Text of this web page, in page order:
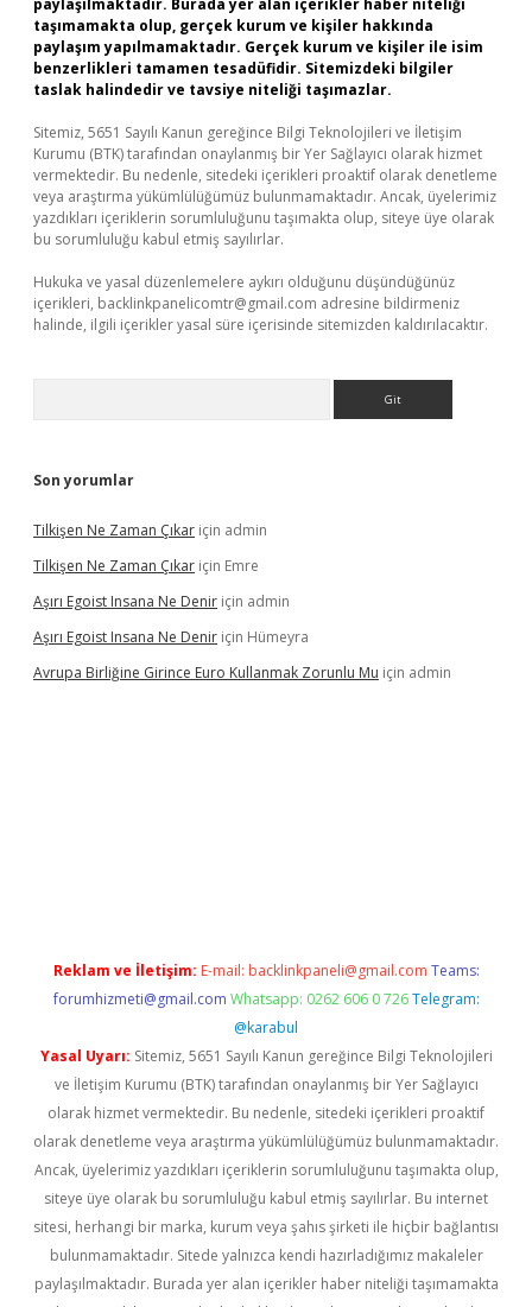
paylaşılmaktadır. Burada yer alan içerikler haber niteliği
taşımamakta olup, gerçek kurum ve kişiler hakkında
paylaşım yapılmamaktadır. Gerçek kurum ve kişiler ile isim
benzerlikleri tamamen tesadüfidir. Sitemizdeki bilgiler
taslak halindedir ve tavsiye niteliği taşımazlar.
Sitemiz, 5651 Sayılı Kanun gereğince Bilgi Teknolojileri ve İletişim
Kurumu (BTK) tarafından onaylanmış bir Yer Sağlayıcı olarak hizmet
vermektedir. Bu nedenle, sitedeki içerikleri proaktif olarak denetleme
veya araştırma yükümlülüğümüz bulunmamaktadır. Ancak, üyelerimiz
yazdıkları içeriklerin sorumluluğunu taşımakta olup, siteye üye olarak
bu sorumluluğu kabul etmiş sayılırlar.
Hukuka ve yasal düzenlemelere aykırı olduğunu düşündüğünüz
içerikleri, backlinkpanelicomtr@gmail.com adresine bildirmeniz
halinde, ilgili içerikler yasal süre içerisinde sitemizden kaldırılacaktır.
Son yorumlar
Tilkişen Ne Zaman Çıkar için admin
Tilkişen Ne Zaman Çıkar için Emre
Aşırı Egoist Insana Ne Denir için admin
Aşırı Egoist Insana Ne Denir için Hümeyra
Avrupa Birliğine Girince Euro Kullanmak Zorunlu Mu için admin
Reklam ve İletişim: E-mail: backlinkpaneli@gmail.com Teams:
forumhizmeti@gmail.com Whatsapp: 0262 606 0 726 Telegram:
@karabul
Yasal Uyarı: Sitemiz, 5651 Sayılı Kanun gereğince Bilgi Teknolojileri
ve İletişim Kurumu (BTK) tarafından onaylanmış bir Yer Sağlayıcı
olarak hizmet vermektedir. Bu nedenle, sitedeki içerikleri proaktif
olarak denetleme veya araştırma yükümlülüğümüz bulunmamaktadır.
Ancak, üyelerimiz yazdıkları içeriklerin sorumluluğunu taşımakta olup,
siteye üye olarak bu sorumluluğu kabul etmiş sayılırlar. Bu internet
sitesi, herhangi bir marka, kurum veya şahıs şirketi ile hiçbir bağlantısı
bulunmamaktadır. Sitede yalnızca kendi hazırladığımız makaleler
paylaşılmaktadır. Burada yer alan içerikler haber niteliği taşımamakta